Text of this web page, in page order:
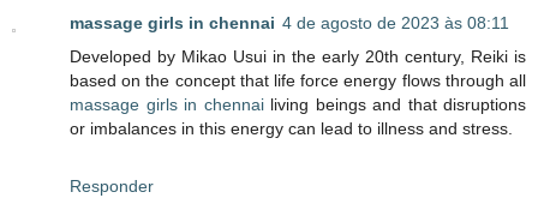
massage girls in chennai 4 de agosto de 2023 às 08:11
Developed by Mikao Usui in the early 20th century, Reiki is
based on the concept that life force energy flows through all
massage girls in chennailiving beings and that disruptions
or imbalances in this energy can lead to illness and stress.
Responder